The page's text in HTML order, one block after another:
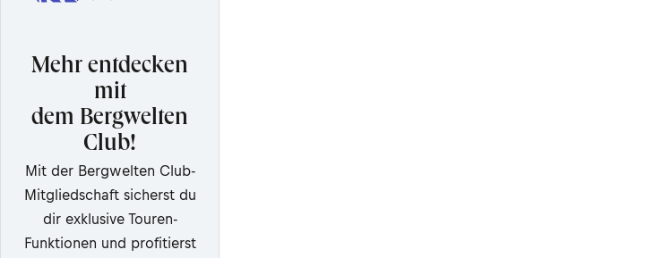
Mehr entdecken
mit
dem Bergwelten
Club!
Mit der Bergwelten Club-
Mitgliedschaft sicherst du
dir exklusive Touren-
Funktionen und profitierst